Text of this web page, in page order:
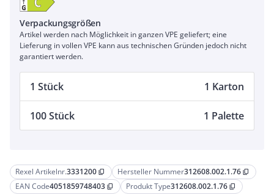
Rexel Artikelnr.3331200 content_copy Hersteller Nummer312608.002.1.76 content_copy
EAN Code4051859748403 content_copy Produkt Type312608.002.1.76 content_copy
Verpackungsgrößen
Artikel werden nach Möglichkeit in ganzen VPE geliefert; eine
Lieferung in vollen VPE kann aus technischen Gründen jedoch nicht
garantiert werden.
1 Stück 1 Karton
100 Stück 1 Palette